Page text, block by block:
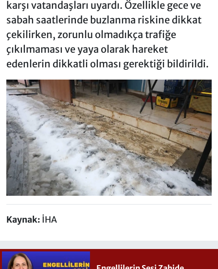
karşı vatandaşları uyardı. Özellikle gece ve
sabah saatlerinde buzlanma riskine dikkat
çekilirken, zorunlu olmadıkça trafiğe
çıkılmaması ve yaya olarak hareket
edenlerin dikkatli olması gerektiği bildirildi.
Kaynak: İHA